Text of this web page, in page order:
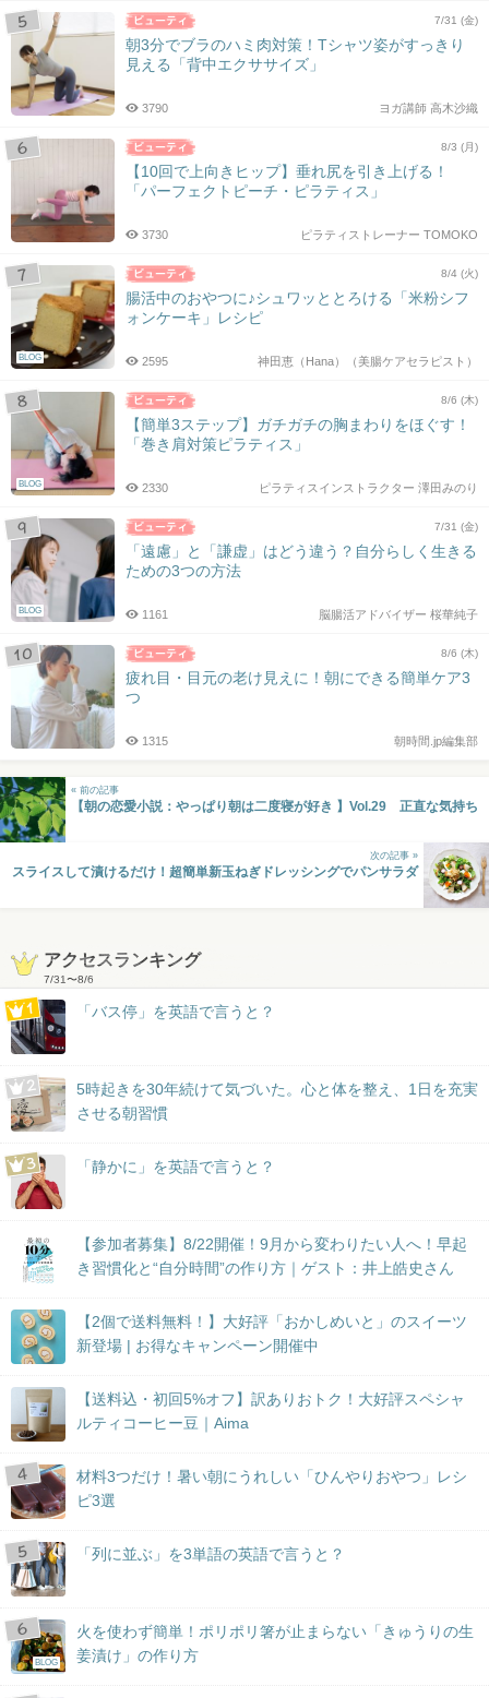
7/31 (金)
朝3分でブラのハミ肉対策！Tシャツ姿がすっきり
見える「背中エクササイズ」
ヨガ講師 高木沙織
3790
8/3 (月)
【10回で上向きヒップ】垂れ尻を引き上げる！
「パーフェクトピーチ・ピラティス」
ピラティストレーナー TOMOKO
3730
BLOG
8/4 (火)
腸活中のおやつに♪シュワッととろける「米粉シフ
ォンケーキ」レシピ
神田恵（Hana）（美腸ケアセラピスト）
2595
BLOG
8/6 (木)
【簡単3ステップ】ガチガチの胸まわりをほぐす！
「巻き肩対策ピラティス」
ピラティスインストラクター 澤田みのり
2330
BLOG
7/31 (金)
「遠慮」と「謙虚」はどう違う？自分らしく生きる
ための3つの方法
脳腸活アドバイザー 桜華純子
1161
8/6 (木)
疲れ目・目元の老け見えに！朝にできる簡単ケア3
つ
朝時間.jp編集部
1315
« 前の記事
【朝の恋愛小説：やっぱり朝は二度寝が好き 】Vol.29 正直な気持ち
次の記事 »
スライスして漬けるだけ！超簡単新玉ねぎドレッシングでパンサラダ
アクセスランキング
7/31〜8/6
「バス停」を英語で言うと？
5時起きを30年続けて気づいた。心と体を整え、1日を充実
させる朝習慣
「静かに」を英語で言うと？
【参加者募集】8/22開催！9月から変わりたい人へ！早起
き習慣化と“自分時間”の作り方｜ゲスト：井上皓史さん
【2個で送料無料！】大好評「おかしめいと」のスイーツ
新登場 | お得なキャンペーン開催中
【送料込・初回5%オフ】訳ありおトク！大好評スペシャ
ルティコーヒー豆｜Aima
材料3つだけ！暑い朝にうれしい「ひんやりおやつ」レシ
ピ3選
「列に並ぶ」を3単語の英語で言うと？
BLOG
火を使わず簡単！ポリポリ箸が止まらない「きゅうりの生
姜漬け」の作り方